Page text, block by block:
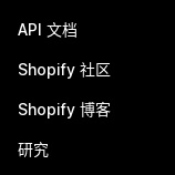
API 文档
Shopify 社区
Shopify 博客
研究